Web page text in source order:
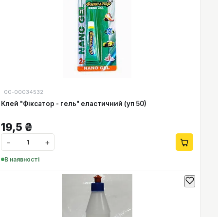
00-00034532
Клей "Фіксатор - гель" еластичний (уп 50)
19,5 ₴
− +
В наявності